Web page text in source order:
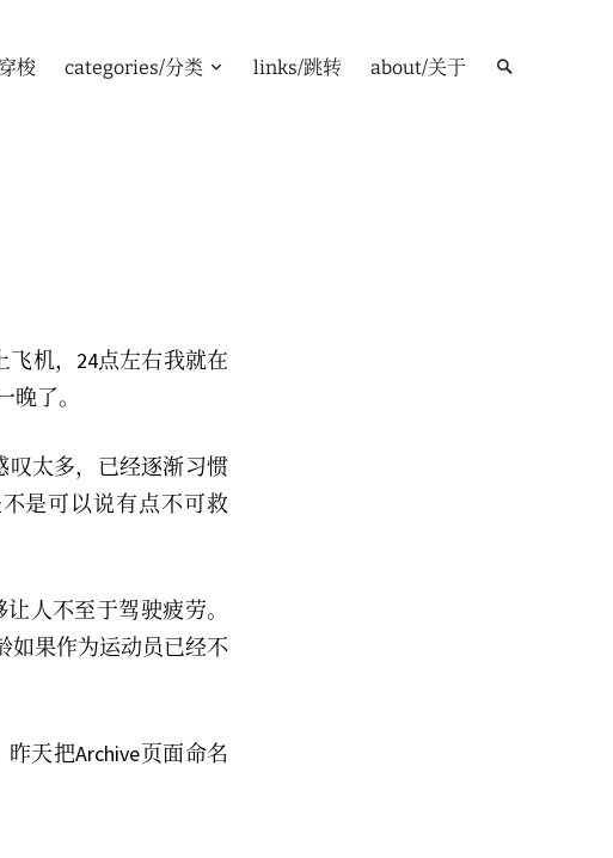
梭 categories/分类 links/跳转 about/关于
飞机，24点左右我就在
了。
叹太多，已经逐渐习惯
是可以说有点不可救
人不至于驾驶疲劳。
如果作为运动员已经不
天把Archive页面命名